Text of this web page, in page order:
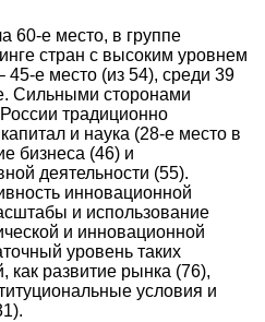
60-е место, в группе
стран с высоким уровнем
е место (из 54), среди 39
Сильными сторонами
традиционно
и наука (28-е место в
бизнеса (46) и
деятельности (55).
инновационной
и использование
и инновационной
уровень таких
как развитие рынка (76),
условия и